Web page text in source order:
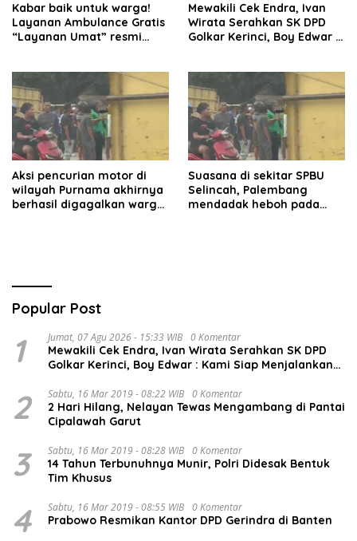
Kabar baik untuk warga!
Layanan Ambulance Gratis
“Layanan Umat” resmi
Mewakili Cek Endra, Ivan
Wirata Serahkan SK DPD
Golkar Kerinci, Boy Edwar :
Aksi pencurian motor di
wilayah Purnama akhirnya
berhasil digagalkan warga.
Suasana di sekitar SPBU
Selincah, Palembang
mendadak heboh pada
Popular Post
1 Jumat, 07 Agu 2026 - 15:33 WIB 0 Komentar
Mewakili Cek Endra, Ivan Wirata Serahkan SK DPD
Golkar Kerinci, Boy Edwar : Kami Siap Menjalankan
2 Sabtu, 16 Mar 2019 - 08:22 WIB 0 Komentar
2 Hari Hilang, Nelayan Tewas Mengambang di Pantai
Cipalawah Garut
3 Sabtu, 16 Mar 2019 - 08:28 WIB 0 Komentar
14 Tahun Terbunuhnya Munir, Polri Didesak Bentuk
Tim Khusus
4 Sabtu, 16 Mar 2019 - 08:55 WIB 0 Komentar
Prabowo Resmikan Kantor DPD Gerindra di Banten